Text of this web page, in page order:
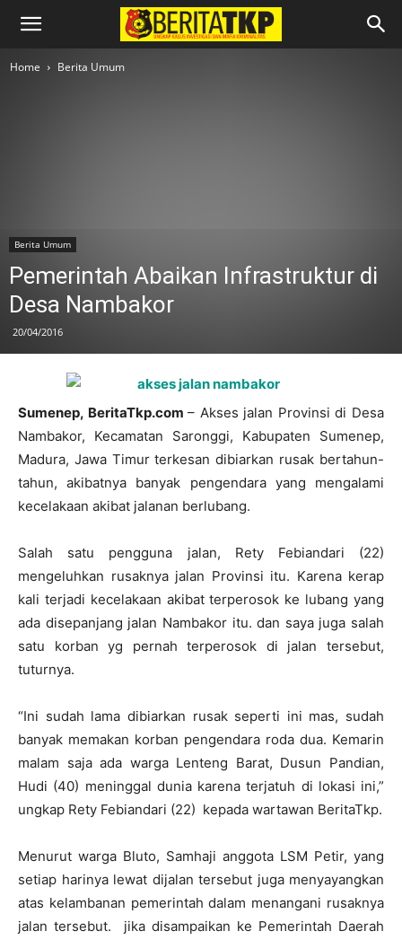
Home Berita Umum
Berita Umum
Pemerintah Abaikan Infrastruktur di
Desa Nambakor
20/04/2016
Sumenep, BeritaTkp.com– Akses jalan Provinsi di Desa
Nambakor, Kecamatan Saronggi, Kabupaten Sumenep,
Madura, Jawa Timur terkesan dibiarkan rusak bertahun-
tahun, akibatnya banyak pengendara yang mengalami
kecelakaan akibat jalanan berlubang.
Salah satu pengguna jalan, Rety Febiandari (22)
mengeluhkan rusaknya jalan Provinsi itu. Karena kerap
kali terjadi kecelakaan akibat terperosok ke lubang yang
ada disepanjang jalan Nambakor itu. dan saya juga salah
satu korban yg pernah terperosok di jalan tersebut,
tuturnya.
“Ini sudah lama dibiarkan rusak seperti ini mas, sudah
banyak memakan korban pengendara roda dua. Kemarin
malam saja ada warga Lenteng Barat, Dusun Pandian,
Hudi (40) meninggal dunia karena terjatuh di lokasi ini,”
ungkap Rety Febiandari (22) kepada wartawan BeritaTkp.
Menurut warga Bluto, Samhaji anggota LSM Petir, yang
setiap harinya lewat dijalan tersebut juga menyayangkan
atas kelambanan pemerintah dalam menangani rusaknya
jalan tersebut. jika disampaikan ke Pemerintah Daerah